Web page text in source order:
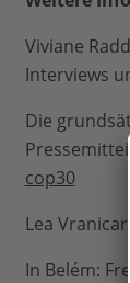
Viviane
Interviews
Die
cop30
Lea
In Belém: